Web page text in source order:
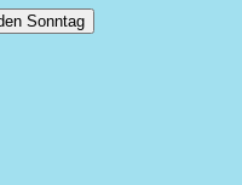
Sonntag